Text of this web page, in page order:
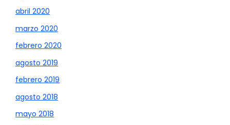
abril 2020
marzo 2020
febrero 2020
agosto 2019
febrero 2019
agosto 2018
mayo 2018